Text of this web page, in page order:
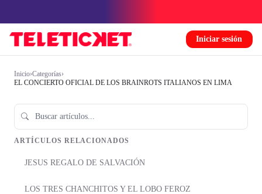
Iniciar sesión
Inicio›Categorías›
EL CONCIERTO OFICIAL DE LOS BRAINROTS ITALIANOS EN LIMA
ARTÍCULOS RELACIONADOS
JESUS REGALO DE SALVACIÓN
LOS TRES CHANCHITOS Y EL LOBO FEROZ